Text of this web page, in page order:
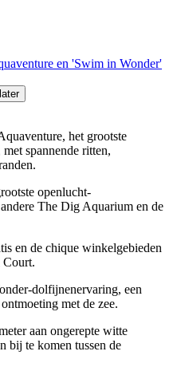
en 'Swim in Wonder'
het grootste
spannende ritten,
openlucht-
The Dig Aquarium en de
en de chique winkelgebieden
dolfijnenervaring, een
met de zee.
aan ongerepte witte
bij te komen tussen de